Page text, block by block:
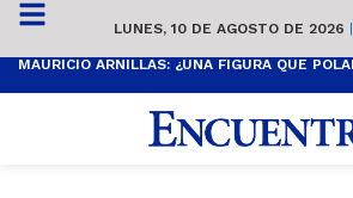
LUNES, 10 DE AGOSTO DE 2026 |